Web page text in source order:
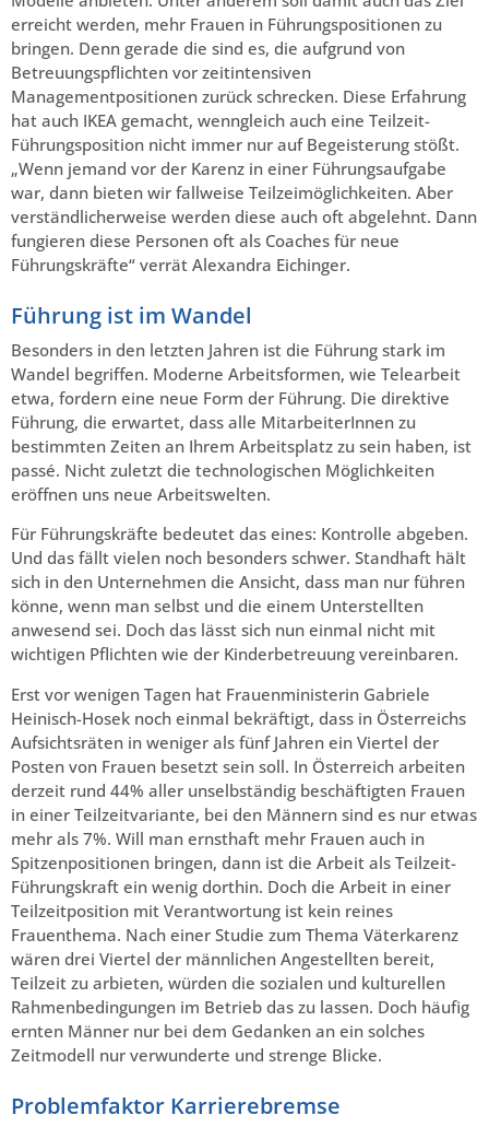
erreicht werden, mehr Frauen in Führungspositionen zu
bringen. Denn gerade die sind es, die aufgrund von
Betreuungspflichten vor zeitintensiven
Managementpositionen zurück schrecken. Diese Erfahrung
hat auch IKEA gemacht, wenngleich auch eine Teilzeit-
Führungsposition nicht immer nur auf Begeisterung stößt.
„Wenn jemand vor der Karenz in einer Führungsaufgabe
war, dann bieten wir fallweise Teilzeimöglichkeiten. Aber
verständlicherweise werden diese auch oft abgelehnt. Dann
fungieren diese Personen oft als Coaches für neue
Führungskräfte“ verrät Alexandra Eichinger.
Führung ist im Wandel
Besonders in den letzten Jahren ist die Führung stark im
Wandel begriffen. Moderne Arbeitsformen, wie Telearbeit
etwa, fordern eine neue Form der Führung. Die direktive
Führung, die erwartet, dass alle MitarbeiterInnen zu
bestimmten Zeiten an Ihrem Arbeitsplatz zu sein haben, ist
passé. Nicht zuletzt die technologischen Möglichkeiten
eröffnen uns neue Arbeitswelten.
Für Führungskräfte bedeutet das eines: Kontrolle abgeben.
Und das fällt vielen noch besonders schwer. Standhaft hält
sich in den Unternehmen die Ansicht, dass man nur führen
könne, wenn man selbst und die einem Unterstellten
anwesend sei. Doch das lässt sich nun einmal nicht mit
wichtigen Pflichten wie der Kinderbetreuung vereinbaren.
Erst vor wenigen Tagen hat Frauenministerin Gabriele
Heinisch-Hosek noch einmal bekräftigt, dass in Österreichs
Aufsichtsräten in weniger als fünf Jahren ein Viertel der
Posten von Frauen besetzt sein soll. In Österreich arbeiten
derzeit rund 44% aller unselbständig beschäftigten Frauen
in einer Teilzeitvariante, bei den Männern sind es nur etwas
mehr als 7%. Will man ernsthaft mehr Frauen auch in
Spitzenpositionen bringen, dann ist die Arbeit als Teilzeit-
Führungskraft ein wenig dorthin. Doch die Arbeit in einer
Teilzeitposition mit Verantwortung ist kein reines
Frauenthema. Nach einer Studie zum Thema Väterkarenz
wären drei Viertel der männlichen Angestellten bereit,
Teilzeit zu arbieten, würden die sozialen und kulturellen
Rahmenbedingungen im Betrieb das zu lassen. Doch häufig
ernten Männer nur bei dem Gedanken an ein solches
Zeitmodell nur verwunderte und strenge Blicke.
Problemfaktor Karrierebremse